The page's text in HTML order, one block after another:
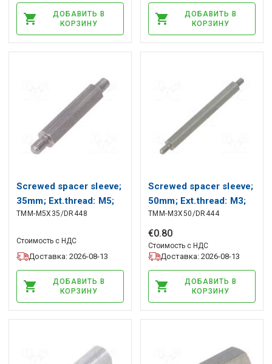
ДОБАВИТЬ В
КОРЗИНУ
ДОБАВИТЬ В
КОРЗИНУ
Screwed spacer sleeve;
35mm; Ext.thread: M5;
hexagonal DREMEC
TMM-M5X35/DR448
Стоимость с НДС
Доставка: 2026-08-13
ДОБАВИТЬ В
КОРЗИНУ
Screwed spacer sleeve;
50mm; Ext.thread: M3;
hexagonal DREMEC
TMM-M3X50/DR444
€0.80
Стоимость с НДС
Доставка: 2026-08-13
ДОБАВИТЬ В
КОРЗИНУ